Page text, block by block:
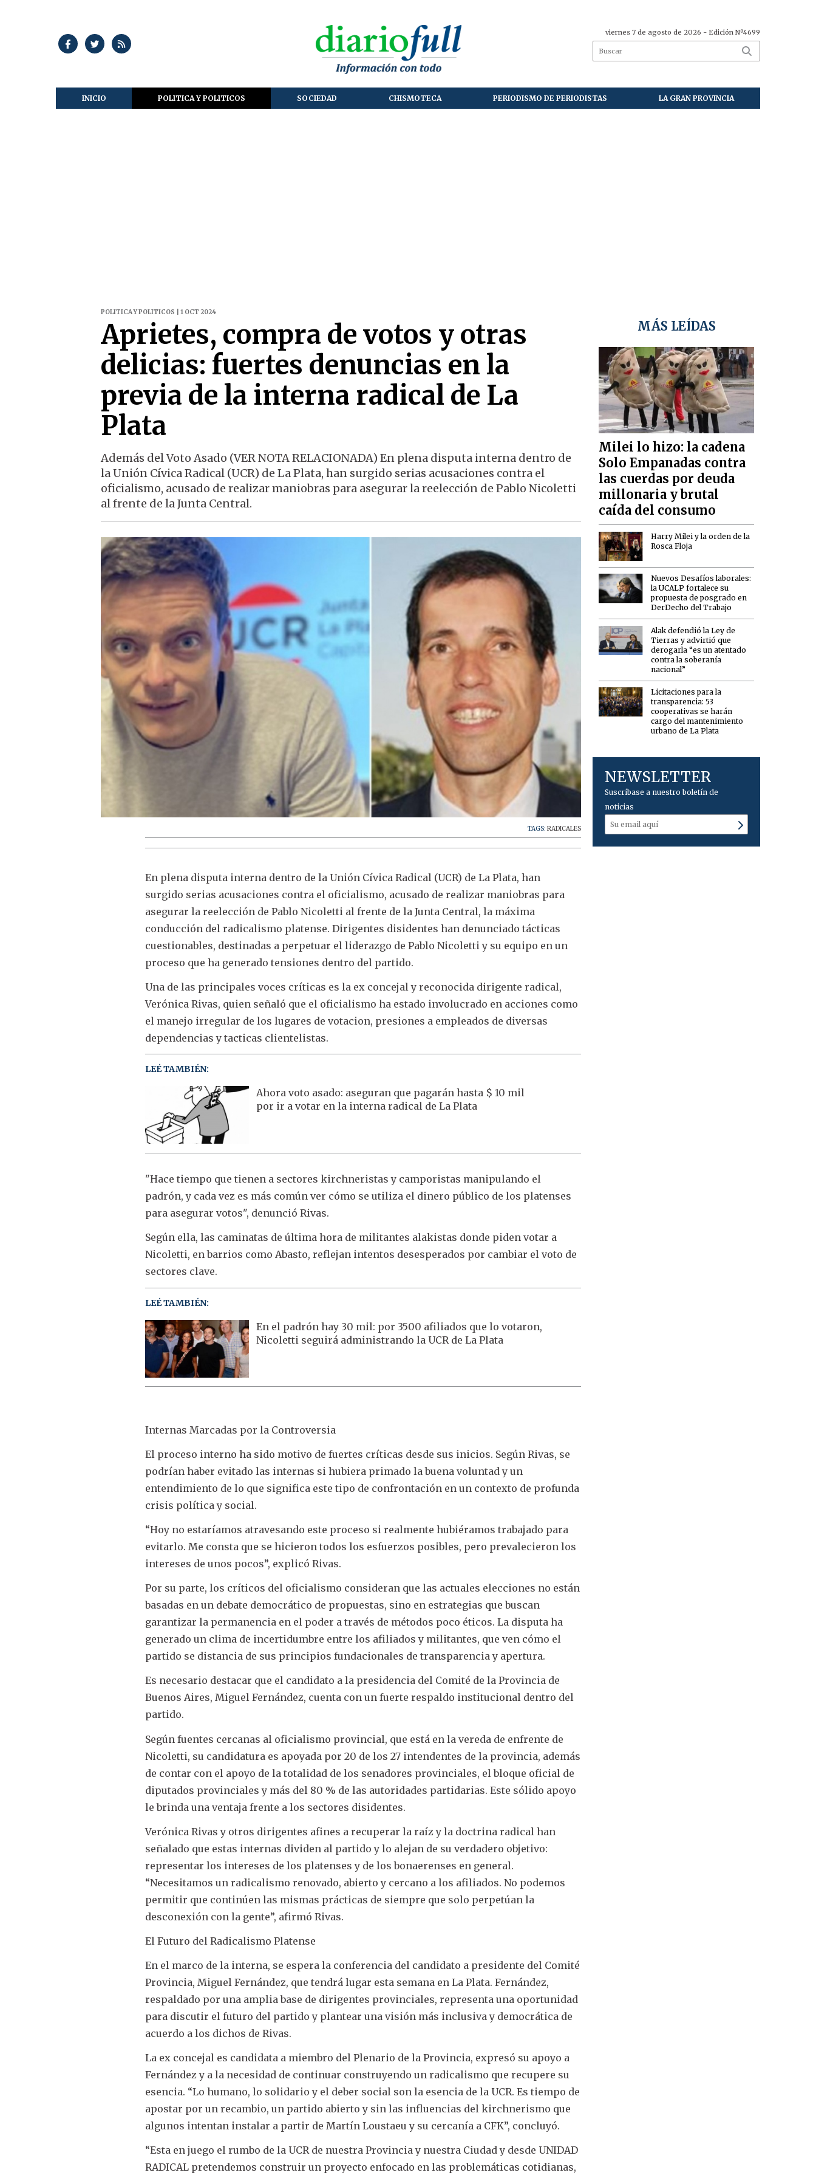
viernes 7 de agosto de 2026 - Edición Nº4699
INICIO POLITICA Y POLITICOS SOCIEDAD CHISMOTECA PERIODISMO DE PERIODISTAS LA GRAN PROVINCIA
POLITICA Y POLITICOS | 1 OCT 2024
Aprietes, compra de votos y otras
delicias: fuertes denuncias en la
previa de la interna radical de La
Plata
Además del Voto Asado (VER NOTA RELACIONADA) En plena disputa interna dentro de
la Unión Cívica Radical (UCR) de La Plata, han surgido serias acusaciones contra el
oficialismo, acusado de realizar maniobras para asegurar la reelección de Pablo Nicoletti
al frente de la Junta Central.
TAGS:RADICALES
En plena disputa interna dentro de la Unión Cívica Radical (UCR) de La Plata, han
surgido serias acusaciones contra el oficialismo, acusado de realizar maniobras para
asegurar la reelección de Pablo Nicoletti al frente de la Junta Central, la máxima
conducción del radicalismo platense. Dirigentes disidentes han denunciado tácticas
cuestionables, destinadas a perpetuar el liderazgo de Pablo Nicoletti y su equipo en un
proceso que ha generado tensiones dentro del partido.
Una de las principales voces críticas es la ex concejal y reconocida dirigente radical,
Verónica Rivas, quien señaló que el oficialismo ha estado involucrado en acciones como
el manejo irregular de los lugares de votacion, presiones a empleados de diversas
dependencias y tacticas clientelistas.
LEÉ TAMBIÉN:
Ahora voto asado: aseguran que pagarán hasta $ 10 mil
por ir a votar en la interna radical de La Plata
"Hace tiempo que tienen a sectores kirchneristas y camporistas manipulando el
padrón, y cada vez es más común ver cómo se utiliza el dinero público de los platenses
para asegurar votos", denunció Rivas.
Según ella, las caminatas de última hora de militantes alakistas donde piden votar a
Nicoletti, en barrios como Abasto, reflejan intentos desesperados por cambiar el voto de
sectores clave.
LEÉ TAMBIÉN:
En el padrón hay 30 mil: por 3500 afiliados que lo votaron,
Nicoletti seguirá administrando la UCR de La Plata
Internas Marcadas por la Controversia
El proceso interno ha sido motivo de fuertes críticas desde sus inicios. Según Rivas, se
podrían haber evitado las internas si hubiera primado la buena voluntad y un
entendimiento de lo que significa este tipo de confrontación en un contexto de profunda
crisis política y social.
“Hoy no estaríamos atravesando este proceso si realmente hubiéramos trabajado para
evitarlo. Me consta que se hicieron todos los esfuerzos posibles, pero prevalecieron los
intereses de unos pocos”, explicó Rivas.
Por su parte, los críticos del oficialismo consideran que las actuales elecciones no están
basadas en un debate democrático de propuestas, sino en estrategias que buscan
garantizar la permanencia en el poder a través de métodos poco éticos. La disputa ha
generado un clima de incertidumbre entre los afiliados y militantes, que ven cómo el
partido se distancia de sus principios fundacionales de transparencia y apertura.
Es necesario destacar que el candidato a la presidencia del Comité de la Provincia de
Buenos Aires, Miguel Fernández, cuenta con un fuerte respaldo institucional dentro del
partido.
Según fuentes cercanas al oficialismo provincial, que está en la vereda de enfrente de
Nicoletti, su candidatura es apoyada por 20 de los 27 intendentes de la provincia, además
de contar con el apoyo de la totalidad de los senadores provinciales, el bloque oficial de
diputados provinciales y más del 80 % de las autoridades partidarias. Este sólido apoyo
le brinda una ventaja frente a los sectores disidentes.
Verónica Rivas y otros dirigentes afines a recuperar la raíz y la doctrina radical han
señalado que estas internas dividen al partido y lo alejan de su verdadero objetivo:
representar los intereses de los platenses y de los bonaerenses en general.
“Necesitamos un radicalismo renovado, abierto y cercano a los afiliados. No podemos
permitir que continúen las mismas prácticas de siempre que solo perpetúan la
desconexión con la gente”, afirmó Rivas.
El Futuro del Radicalismo Platense
En el marco de la interna, se espera la conferencia del candidato a presidente del Comité
Provincia, Miguel Fernández, que tendrá lugar esta semana en La Plata. Fernández,
respaldado por una amplia base de dirigentes provinciales, representa una oportunidad
para discutir el futuro del partido y plantear una visión más inclusiva y democrática de
acuerdo a los dichos de Rivas.
La ex concejal es candidata a miembro del Plenario de la Provincia, expresó su apoyo a
Fernández y a la necesidad de continuar construyendo un radicalismo que recupere su
esencia. “Lo humano, lo solidario y el deber social son la esencia de la UCR. Es tiempo de
apostar por un recambio, un partido abierto y sin las influencias del kirchnerismo que
algunos intentan instalar a partir de Martín Loustaeu y su cercanía a CFK”, concluyó.
“Esta en juego el rumbo de la UCR de nuestra Provincia y nuestra Ciudad y desde UNIDAD
RADICAL pretendemos construir un proyecto enfocado en las problemáticas cotidianas,
MÁS LEÍDAS
Milei lo hizo: la cadena
Solo Empanadas contra
las cuerdas por deuda
millonaria y brutal
caída del consumo
Harry Milei y la orden de la
Rosca Floja
Nuevos Desafíos laborales:
la UCALP fortalece su
propuesta de posgrado en
DerDecho del Trabajo
Alak defendió la Ley de
Tierras y advirtió que
derogarla “es un atentado
contra la soberanía
nacional”
Licitaciones para la
transparencia: 53
cooperativas se harán
cargo del mantenimiento
urbano de La Plata
NEWSLETTER
Suscríbase a nuestro boletín de
noticias